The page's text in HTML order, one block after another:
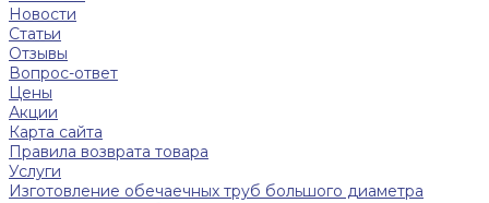
Новости
Статьи
Отзывы
Вопрос-ответ
Цены
Акции
Карта сайта
Правила возврата товара
Услуги
Изготовление обечаечных труб большого диаметра